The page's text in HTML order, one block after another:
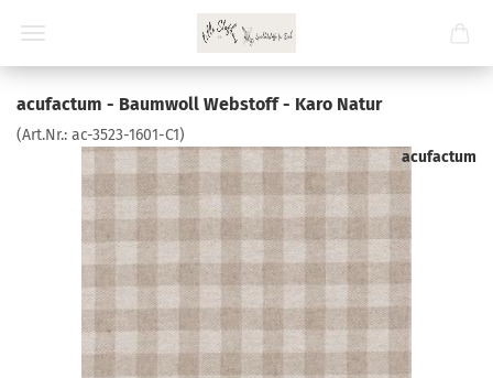
acufactum - Baumwoll Webstoff - Karo Natur
(Art.Nr.: ac-3523-1601-C1)
acufactum